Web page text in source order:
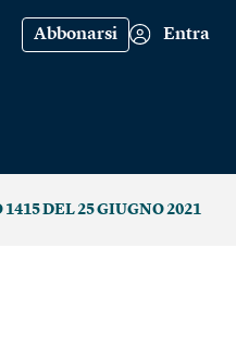
Abbonarsi Entra
DEL 25 GIUGNO 2021